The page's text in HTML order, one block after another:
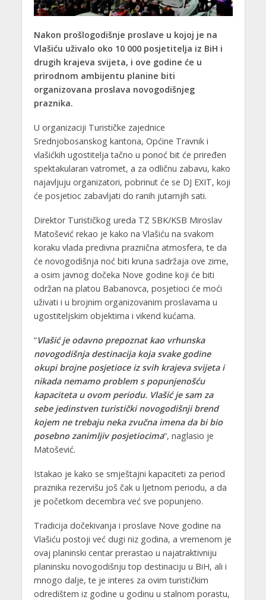
Nakon prošlogodišnje proslave u kojoj je na
Vlašiću uživalo oko 10 000 posjetitelja iz BiH i
drugih krajeva svijeta, i ove godine će u
prirodnom ambijentu planine biti
organizovana proslava novogodišnjeg
praznika.
U organizaciji Turističke zajednice
Srednjobosanskog kantona, Općine Travnik i
vlašićkih ugostitelja tačno u ponoć bit će priređen
spektakularan vatromet, a za odličnu zabavu, kako
najavljuju organizatori, pobrinut će se DJ EXIT, koji
će posjetioc zabavljati do ranih jutarnjih sati.
Direktor Turističkog ureda TZ SBK/KSB Miroslav
Matošević rekao je kako na Vlašiću na svakom
koraku vlada predivna praznična atmosfera, te da
će novogodišnja noć biti kruna sadržaja ove zime,
a osim javnog dočeka Nove godine koji će biti
održan na platou Babanovca, posjetioci će moći
uživati i u brojnim organizovanim proslavama u
ugostiteljskim objektima i vikend kućama.
“Vlašić je odavno prepoznat kao vrhunska
novogodišnja destinacija koja svake godine
okupi brojne posjetioce iz svih krajeva svijeta i
nikada nemamo problem s popunjenošću
kapaciteta u ovom periodu. Vlašić je sam za
sebe jedinstven turistički novogodišnji brend
kojem ne trebaju neka zvučna imena da bi bio
posebno zanimljiv posjetiocima“, naglasio je
Matošević.
Istakao je kako se smještajni kapaciteti za period
praznika rezervišu još čak u ljetnom periodu, a da
je početkom decembra već sve popunjeno.
Tradicija dočekivanja i proslave Nove godine na
Vlašiću postoji već dugi niz godina, a vremenom je
ovaj planinski centar prerastao u najatraktivniju
planinsku novogodišnju top destinaciju u BiH, ali i
mnogo dalje, te je interes za ovim turističkim
odredištem iz godine u godinu u stalnom porastu,